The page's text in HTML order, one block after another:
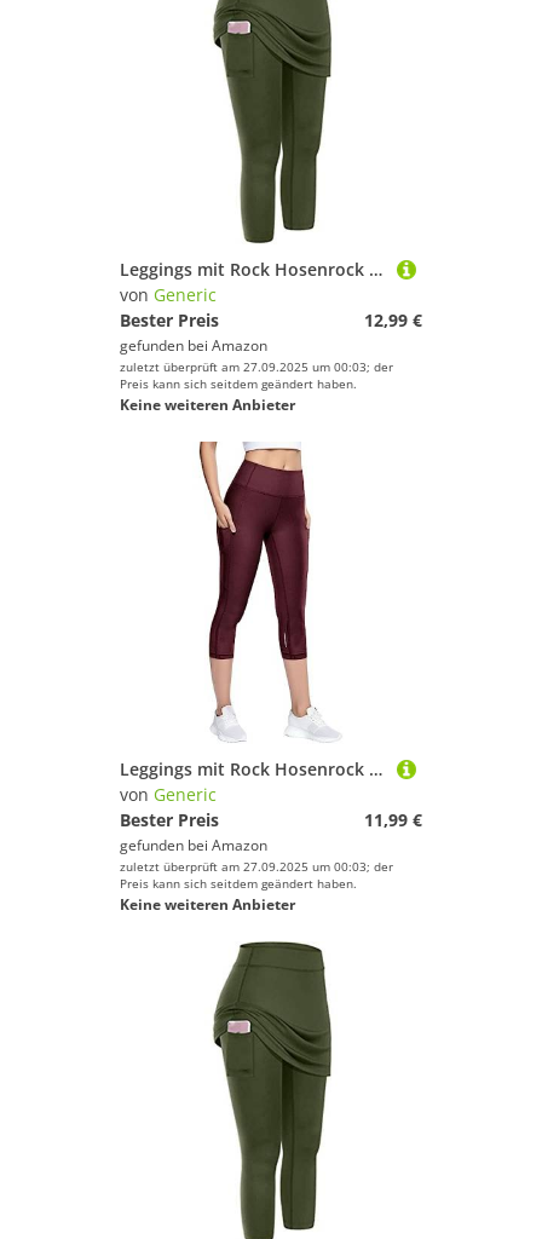
Leggings mit Rock Hosenrock Damen Tennisrock Sportrock Laufrock Golfrock Wanderrock mit 3/4 Capri Hose Damen Yogahose mit Rock mit Taschen
von Generic
Bester Preis
12,99 €
gefunden bei Amazon
zuletzt überprüft am 27.09.2025 um 00:03; der
Preis kann sich seitdem geändert haben.
Keine weiteren Anbieter
Leggings mit Rock Hosenrock Damen Tennisrock Sportrock Laufrock Golfrock Wanderrock mit 3/4 Capri Hose Damen Yogahose mit Rock mit Taschen
von Generic
Bester Preis
11,99 €
gefunden bei Amazon
zuletzt überprüft am 27.09.2025 um 00:03; der
Preis kann sich seitdem geändert haben.
Keine weiteren Anbieter